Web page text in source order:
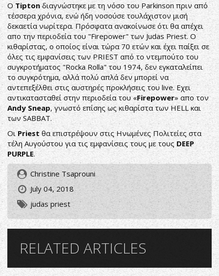
ΟTiptonδιαγνώστηκε με τη νόσο του Parkinson πριν από
τέσσερα χρόνια, ενώ ήδη νοσούσε τουλάχιστον μισή
δεκαετία νωρίτερα. Πρόσφατα ανακοίνωσε ότι θα απέχει
απο την περιοδεία του "Firepower" των Judas Priest. Ο
κιθαρίστας, ο οποίος είναι τώρα 70 ετών και έχει παίξει σε
όλες τις εμφανίσεις των PRIEST από το ντεμπούτο του
συγκροτήματος "Rocka Rolla" του 1974, δεν εγκαταλείπει
το συγκρότημα, αλλά πολύ απλά δεν μπορεί να
αντεπεξέλθει στις αυστηρές προκλήσεις του live. Εχει
αντικατασταθεί στην περιοδεία του «Firepower» απο τον
Andy Sneap, γνωστό επίσης ως κιθαρίστα των HELL και
των SABBAT.
ΟιPriestθα επιστρέψoυν στις Ηνωμένες Πολιτείες στα
τέλη Αυγούστου για τις εμφανίσεις τους με τους DEEP
PURPLE.
Christine Tsaprouni
July 04, 2018
judas priest
RELATED ARTICLES